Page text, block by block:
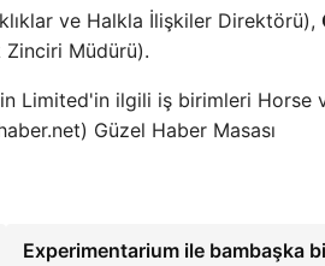
ve Halkla İlişkiler Direktörü),
Zinciri Müdürü).
Limited'in ilgili iş birimleri Horse
Güzel Haber Masası
Experimentarium ile bambaşka